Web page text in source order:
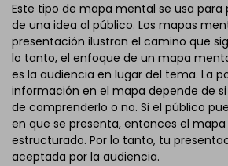
Este tipo de mapa mental se usa para
de una idea al público. Los mapas
presentación ilustran el camino que
lo tanto, el enfoque de un mapa
es la audiencia en lugar del tema. La
información en el mapa depende de
de comprenderlo o no. Si el público
en que se presenta, entonces el
estructurado. Por lo tanto, tu
aceptada por la audiencia.